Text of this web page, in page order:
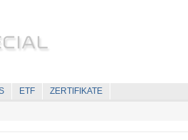
ETF ZERTIFIKATE